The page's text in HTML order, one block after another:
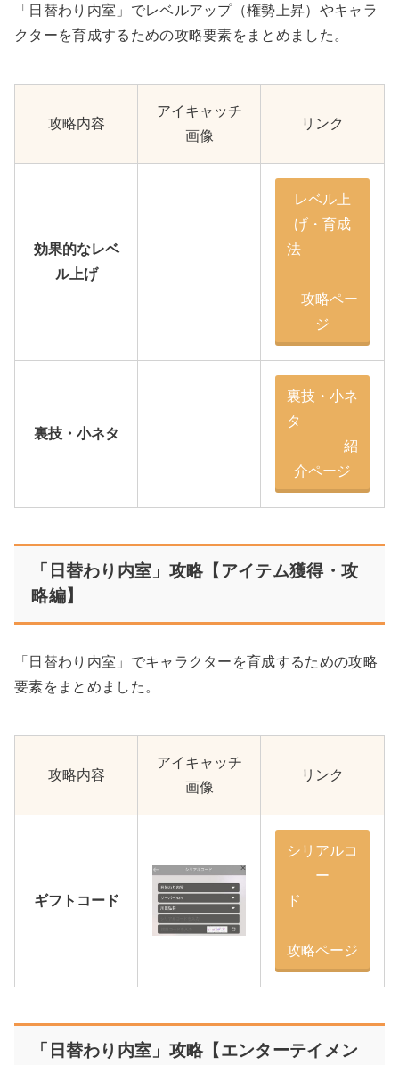
「日替わり内室」でレベルアップ（権勢上昇）やキャラ
クターを育成するための攻略要素をまとめました。
攻略内容
アイキャッチ
画像
リンク
効果的なレベ
ル上げ
レベル上
げ・育成
法
攻略ペー
ジ
裏技・小ネタ
裏技・小ネ
タ
紹
介ページ
「日替わり内室」攻略【アイテム獲得・攻
略編】
「日替わり内室」でキャラクターを育成するための攻略
要素をまとめました。
攻略内容
アイキャッチ
画像
リンク
ギフトコード
シリアルコ
ー
ド
攻略ページ
「日替わり内室」攻略【エンターテイメン